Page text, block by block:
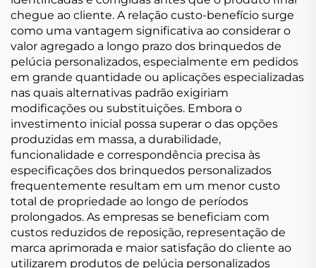
chegue ao cliente. A relação custo-benefício surge
como uma vantagem significativa ao considerar o
valor agregado a longo prazo dos brinquedos de
pelúcia personalizados, especialmente em pedidos
em grande quantidade ou aplicações especializadas
nas quais alternativas padrão exigiriam
modificações ou substituições. Embora o
investimento inicial possa superar o das opções
produzidas em massa, a durabilidade,
funcionalidade e correspondência precisa às
especificações dos brinquedos personalizados
frequentemente resultam em um menor custo
total de propriedade ao longo de períodos
prolongados. As empresas se beneficiam com
custos reduzidos de reposição, representação de
marca aprimorada e maior satisfação do cliente ao
utilizarem produtos de pelúcia personalizados